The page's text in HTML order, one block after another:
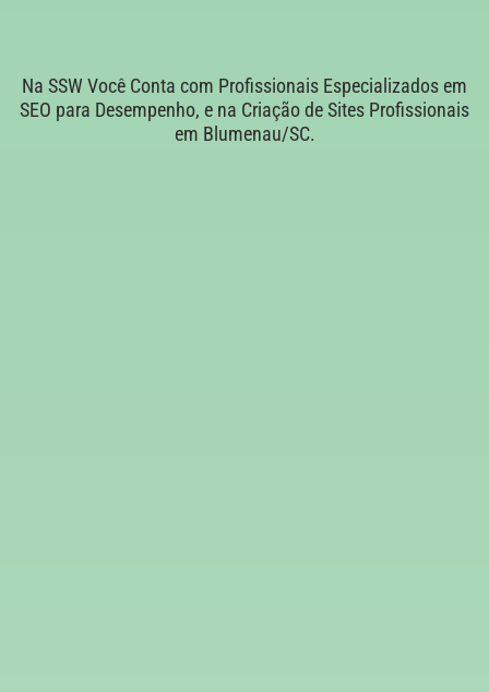
Na SSW Você Conta com Profissionais Especializados em
SEO para Desempenho, e na Criação de Sites Profissionais
em Blumenau/SC.